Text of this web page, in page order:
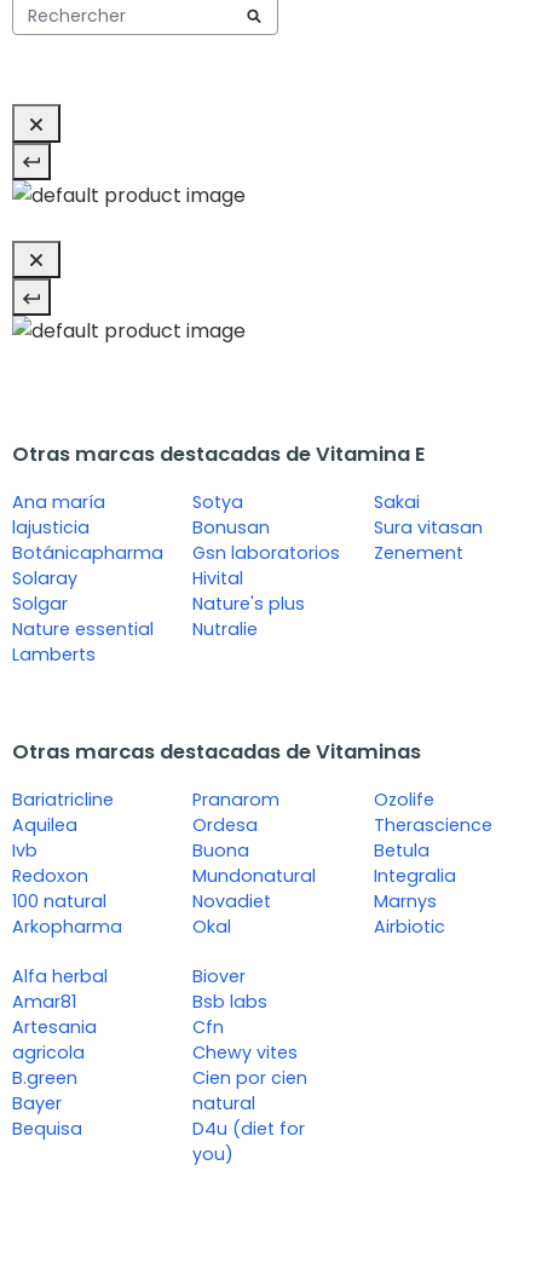
Otras marcas destacadas de Vitamina E
Ana maría
lajusticia
Botánicapharma
Solaray
Solgar
Nature essential
Lamberts
Sotya
Bonusan
Gsn laboratorios
Hivital
Nature's plus
Nutralie
Sakai
Sura vitasan
Zenement
Otras marcas destacadas de Vitaminas
Bariatricline
Aquilea
Ivb
Redoxon
100 natural
Arkopharma
Pranarom
Ordesa
Buona
Mundonatural
Novadiet
Okal
Ozolife
Therascience
Betula
Integralia
Marnys
Airbiotic
Alfa herbal
Amar81
Artesania
agricola
B.green
Bayer
Bequisa
Biover
Bsb labs
Cfn
Chewy vites
Cien por cien
natural
D4u (diet for
you)